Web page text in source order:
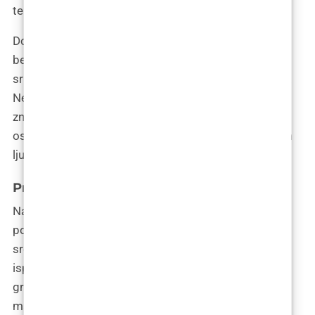
temelja.
Dok sam sjedila u jednom od mnogobrojnih
beogradskih kafića, uživajući u šoljici tradicionalne
srpske kafe, razmišljala sam o predstojećim danima.
Nervozu koju sam osjećala pri dolasku zamijenila je
znatiželja i uzbuđenje. Beograd me je već počeo
osvajati, svojom energijom, svojom poviješću, svojim
ljudima.
Prvi posjet klinici
Nakon što sam istražila i upila duh Beograda, dan
posjete klinici brzo je došao. Hodajući prema klinici,
srce mi je kucalo brže nego inače, a um mi je bio
ispunjen mješavinom očekivanja i treme. “Podizanje
grudi, mastopeksija,” ponavljala sam u sebi kao
mantru, podsjećajući se na razloge svoje odluke i na